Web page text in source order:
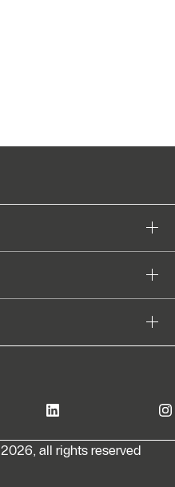
all rights reserved